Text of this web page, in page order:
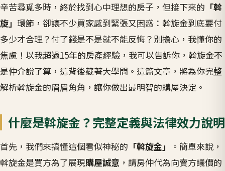
辛苦尋覓多時，終於找到心中理想的房子，但接下來的 「斡
旋」 環節，卻讓不少買家感到緊張又困惑：斡旋金到底要付
多少才合理？付了錢是不是就不能反悔？別擔心，我懂你的
焦慮！以我超過15年的房產經驗，我可以告訴你，斡旋金不
是仲介說了算，這背後藏著大學問。這篇文章，將為你完整
解析斡旋金的眉眉角角，讓你做出最明智的購屋決定。
什麼是斡旋金？完整定義與法律效力說明
首先，我們來搞懂這個看似神秘的 「斡旋金」
。簡單來說，
斡旋金是買方為了展現購屋誠意 ，請房仲代為向賣方議價的